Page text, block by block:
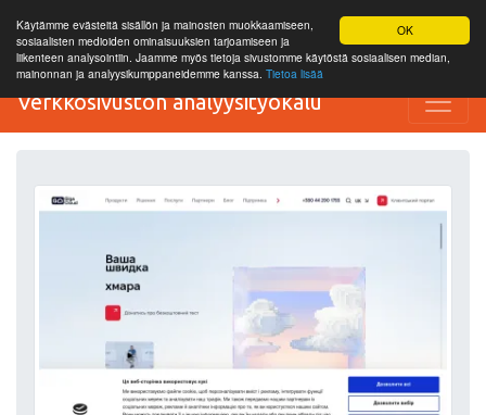
OK
Käytämme evästeitä sisällön ja mainosten muokkaamiseen,
sosiaalisten medioiden ominaisuuksien tarjoamiseen ja
liikenteen analysointiin. Jaamme myös tietoja sivustomme käytöstä sosiaalisen median,
mainonnan ja analyysikumppaneidemme kanssa. Tietoa lisää
Verkkosivuston analyysityökalu